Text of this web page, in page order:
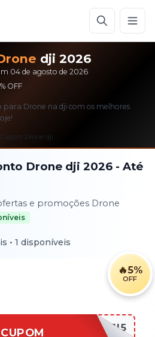
dji 2026
04 de agosto de 2026
OFF
para Drone na dji com os melhores
Cupom Drone dji
Drone dji 2026 - Até
e promoções Drone
•1 disponíveis
🔥5%
OFF
DJI5